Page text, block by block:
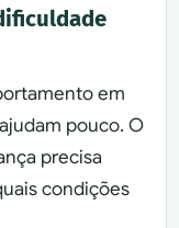
em
pouco. O
precisa
condições